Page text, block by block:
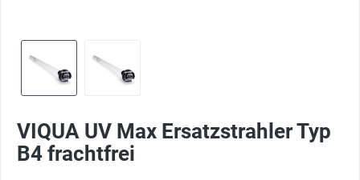
VIQUA UV Max Ersatzstrahler Typ
B4 frachtfrei